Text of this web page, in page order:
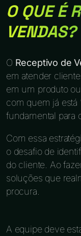
O QUE É
VENDAS?
O Receptivo de
em atender
em um produto
com quem já está
fundamental para
Com essa
o desafio de
do cliente. Ao
soluções que
procura.
A equipe deve